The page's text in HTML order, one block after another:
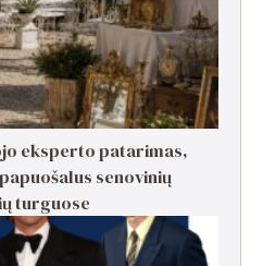
eksperto patarimas,
senovinių
turguose